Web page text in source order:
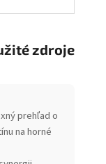
zdroje
prehľad o
na horné